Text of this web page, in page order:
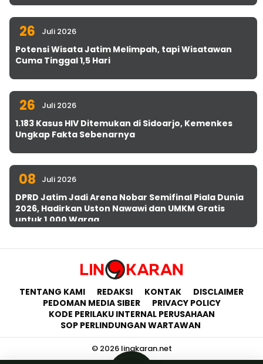
26 Juli 2026
Potensi Wisata Jatim Melimpah, tapi Wisatawan
Cuma Tinggal 1,5 Hari
26 Juli 2026
1.183 Kasus HIV Ditemukan di Sidoarjo, Kemenkes
Ungkap Fakta Sebenarnya
08 Juli 2026
DPRD Jatim Jadi Arena Nobar Semifinal Piala Dunia
2026, Hadirkan Uston Nawawi dan UMKM Gratis
untuk 1.000 Warga
TENTANG KAMI REDAKSI KONTAK
DISCLAIMER
PEDOMAN MEDIA SIBER
PRIVACY POLICY
KODE PERILAKU INTERNAL PERUSAHAAN
SOP PERLINDUNGAN WARTAWAN
© 2026 lingkaran.net